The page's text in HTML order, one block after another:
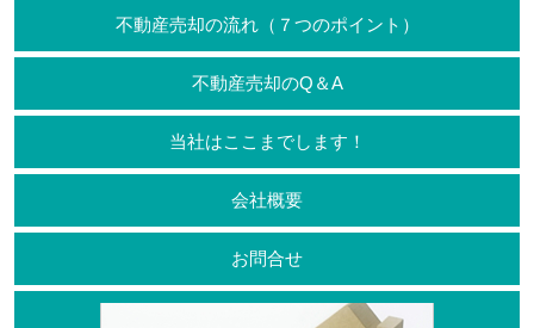
不動産売却の流れ（７つのポイント）
不動産売却のQ＆A
当社はここまでします！
会社概要
お問合せ